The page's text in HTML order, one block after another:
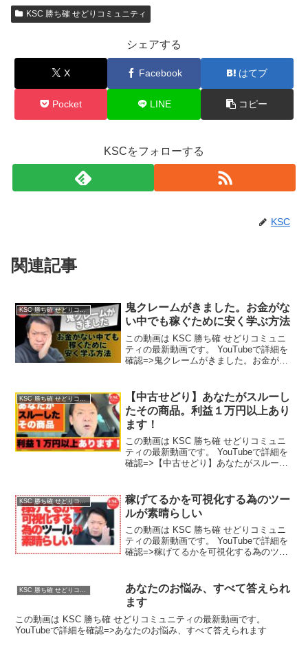
KSC 勝ち確 せどりコミュニティ
シェアする
X Facebook はてブ
Pocket LINE コピー
KSCをフォローする
KSC
関連記事
KSC 勝ち確 せどりコミュニティ
鬼クレームがきました。お金がな
い中でも稼ぐために安く学ぶ方法
この動画は KSC 勝ち確 せどりコミュニ
ティの最新動画です。 YouTubeで詳細を
確認=>鬼クレームがきました。お金がな
【中古せどり】あなたがスルーし
たその商品。利益１万円以上あり
ます！
この動画は KSC 勝ち確 せどりコミュニ
ティの最新動画です。 YouTubeで詳細を
確認=>【中古せどり】あなたがスルーし
KSC 勝ち確 せどりコミュニティ
稼げてるかを可視化する為のツー
ルが素晴らしい
この動画は KSC 勝ち確 せどりコミュニ
ティの最新動画です。 YouTubeで詳細を
確認=>稼げてるかを可視化する為のツー
KSC 勝ち確 せどりコミュニティ
あなたのお悩み、すべて答えられ
ます
この動画は KSC 勝ち確 せどりコミュニティの最新動画です。
YouTubeで詳細を確認=>あなたのお悩み、すべて答えられます